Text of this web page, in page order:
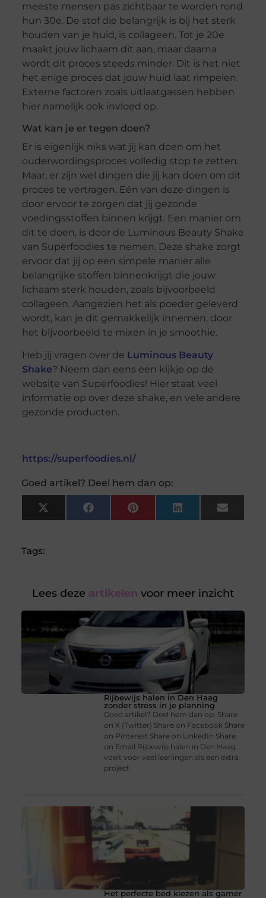
meeste mensen pas zichtbaar te worden rond
hun 30e. De stof die belangrijk is bij het sterk
houden van je huid, is collageen. Tot je 20e
maakt jouw lichaam dit aan, maar daarna
wordt dit proces steeds minder. Dit is het niet
het enige proces dat jouw huid laat rimpelen.
Externe factoren zoals uitlaatgassen hebben
hier namelijk ook invloed op.
Wat kan je er tegen doen?
Er is eigenlijk niks wat jij kan doen om het
ouderwordingsproces volledig stop te zetten.
Maar, er zijn wel dingen die jij kan doen om dit
proces te vertragen. Eén van deze dingen is
door ervoor te zorgen dat jij gezonde
voedingsstoffen binnen krijgt. Een manier om
dit te doen, is door de Luminous Beauty Shake
van Superfoodies te nemen. Deze shake zorgt
ervoor dat jij op een simpele manier alle
belangrijke stoffen binnenkrijgt die jouw
lichaam sterk houden, zoals bijvoorbeeld
collageen. Aangezien het als poeder geleverd
wordt, kan je dit gemakkelijk innemen, door
het bijvoorbeeld te mixen in je smoothie.
Heb jij vragen over de Luminous Beauty
Shake? Neem dan eens een kijkje op de
website van Superfoodies! Hier staat veel
informatie op over deze shake, en vele andere
gezonde producten.
https://superfoodies.nl/
Goed artikel? Deel hem dan op:
X
(Twitter)
FacebookPinterest LinkedIn Email
Tags:
Lees deze artikelen voor meer inzicht
Rijbewijs halen in Den Haag
zonder stress in je planning
Goed artikel? Deel hem dan op: Share
on X (Twitter) Share on Facebook Share
on Pinterest Share on LinkedIn Share
on Email Rijbewijs halen in Den Haag
voelt voor veel leerlingen als een extra
project
Het perfecte bed kiezen als gamer